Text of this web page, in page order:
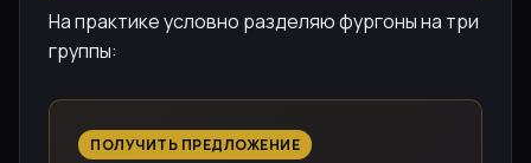
На практике условно разделяю фургоны на три
группы:
ПОЛУЧИТЬ ПРЕДЛОЖЕНИЕ